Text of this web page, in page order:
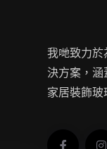
我哋致力於
決方案，涵
家居裝飾玻